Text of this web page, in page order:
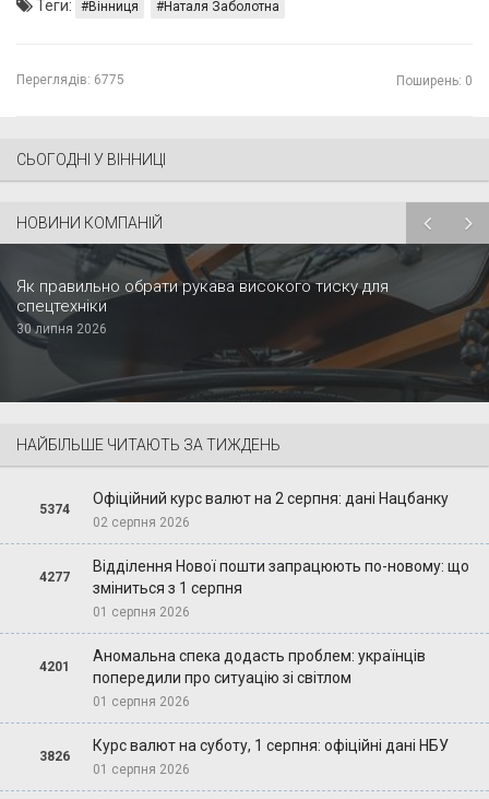
Теги: Вінниця Наталя Заболотна
Переглядів: 6775 Поширень: 0
СЬОГОДНІ У ВІННИЦІ
НОВИНИ КОМПАНІЙ
Як правильно обрати рукава високого тиску для
спецтехніки
30 липня 2026
НАЙБІЛЬШЕ ЧИТАЮТЬ ЗА ТИЖДЕНЬ
5374
Офіційний курс валют на 2 серпня: дані Нацбанку
02 серпня 2026
4277
Відділення Нової пошти запрацюють по-новому: що
зміниться з 1 серпня
01 серпня 2026
4201
Аномальна спека додасть проблем: українців
попередили про ситуацію зі світлом
01 серпня 2026
3826
Курс валют на суботу, 1 серпня: офіційні дані НБУ
01 серпня 2026